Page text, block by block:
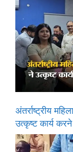
अंतर्राष्ट्रीय
उत्कृष्ट कार्य